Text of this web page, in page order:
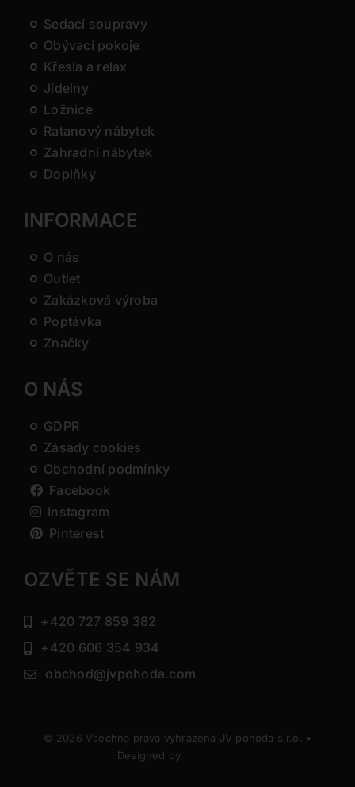
Sedací soupravy
Obývací pokoje
Křesla a relax
Jídelny
Ložnice
Ratanový nábytek
Zahradní nábytek
Doplňky
INFORMACE
O nás
Outlet
Zakázková výroba
Poptávka
Značky
O NÁS
GDPR
Zásady cookies
Obchodní podmínky
Facebook
Instagram
Pinterest
OZVĚTE SE NÁM
+420 727 859 382
+420 606 354 934
obchod@jvpohoda.com
© 2026 Všechna práva vyhrazena JV pohoda s.r.o. •
Designed by